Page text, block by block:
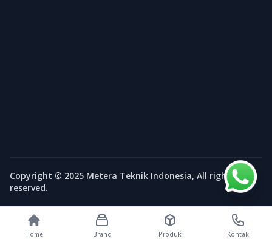
Copyright © 2025 Metera Teknik Indonesia, All rights
reserved.
Home Brand Produk Kontak